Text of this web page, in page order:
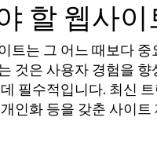
할 웹사
트는 그 어느 때보다
것은 사용자 경험을
필수적입니다. 최신
인화 등을 갖춘 사이